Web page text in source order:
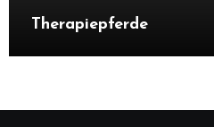
Therapiepferde